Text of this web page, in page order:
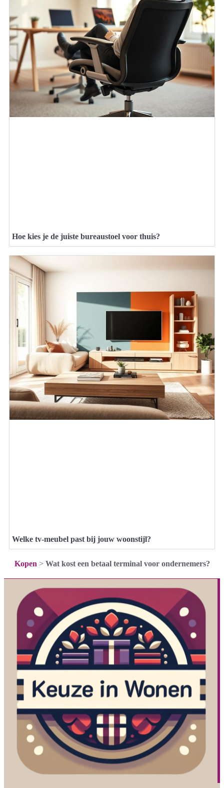
Hoe kies je de juiste bureaustoel voor thuis?
Welke tv-meubel past bij jouw woonstijl?
Kopen > Wat kost een betaal terminal voor ondernemers?